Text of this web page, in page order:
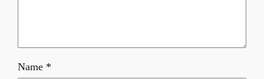
Name *